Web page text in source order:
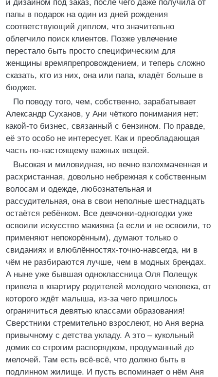
и дизайном под заказ, после чего даже получила от
папы в подарок на один из дней рождения
соответствующий диплом, что значительно
облегчило поиск клиентов. Позже увлечение
перестало быть просто специфическим для
женщины времяпрепровождением, и теперь сложно
сказать, кто из них, она или папа, кладёт больше в
бюджет.
По поводу того, чем, собственно, зарабатывает
Александр Суханов, у Ани чёткого понимания нет:
какой-то бизнес, связанный с бензином. По правде,
её это особо не интересует. Как и преобладающая
часть по-настоящему важных вещей.
Высокая и миловидная, но вечно взлохмаченная и
расхристанная, довольно небрежная к собственным
волосам и одежде, любознательная и
рассудительная, она в свои неполные шестнадцать
остаётся ребёнком. Все девчонки-одногодки уже
освоили искусство макияжа (а если и не освоили, то
применяют непокорённым), думают только о
свиданиях и влюблённостях-точно-навсегда, ни в
чём не разбираются лучше, чем в модных брендах.
А ныне уже бывшая одноклассница Оля Полещук
привела в квартиру родителей молодого человека, от
которого ждёт малыша, из-за чего пришлось
ограничиться девятью классами образования!
Сверстники стремительно взрослеют, но Аня верна
привычному с детства укладу. А это – кукольный
домик со строгим распорядком, продуманный до
мелочей. Там есть всё-всё, что должно быть в
подлинном жилище. И пусть вспоминает о нём Аня